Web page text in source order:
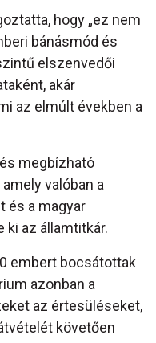
hogy „ez nem
bánásmód és
elszenvedői
akár
az elmúlt években a
megbízható
valóban a
és a magyar
ki az államtitkár.
embert bocsátottak
azonban a
az értesüléseket,
követően